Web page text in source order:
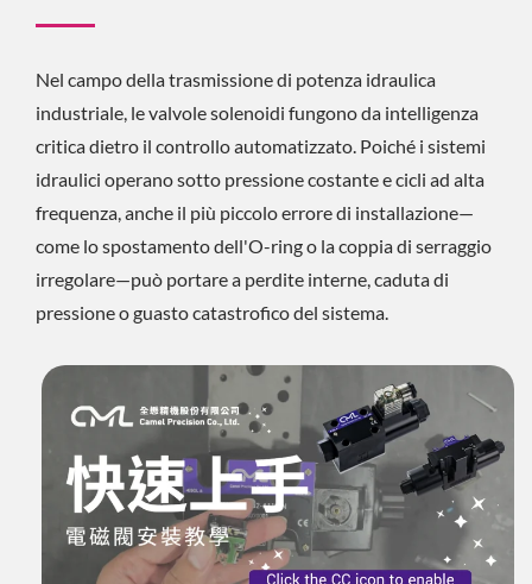
Nel campo della trasmissione di potenza idraulica
industriale, le valvole solenoidi fungono da intelligenza
critica dietro il controllo automatizzato. Poiché i sistemi
idraulici operano sotto pressione costante e cicli ad alta
frequenza, anche il più piccolo errore di installazione—
come lo spostamento dell'O-ring o la coppia di serraggio
irregolare—può portare a perdite interne, caduta di
pressione o guasto catastrofico del sistema.